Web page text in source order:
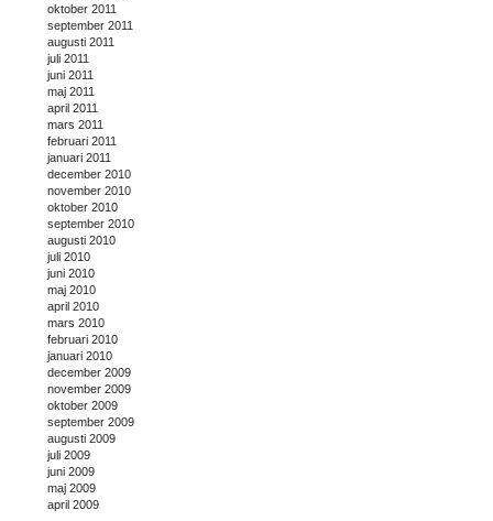
oktober 2011
september 2011
augusti 2011
juli 2011
juni 2011
maj 2011
april 2011
mars 2011
februari 2011
januari 2011
december 2010
november 2010
oktober 2010
september 2010
augusti 2010
juli 2010
juni 2010
maj 2010
april 2010
mars 2010
februari 2010
januari 2010
december 2009
november 2009
oktober 2009
september 2009
augusti 2009
juli 2009
juni 2009
maj 2009
april 2009